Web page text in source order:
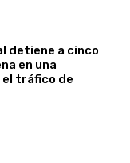
detiene a cinco
en una
tráfico de